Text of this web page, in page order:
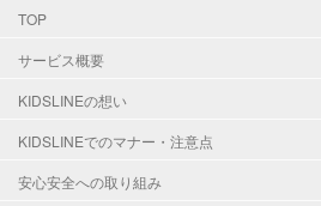
TOP
サービス概要
KIDSLINEの想い
KIDSLINEでのマナー・注意点
安心安全への取り組み